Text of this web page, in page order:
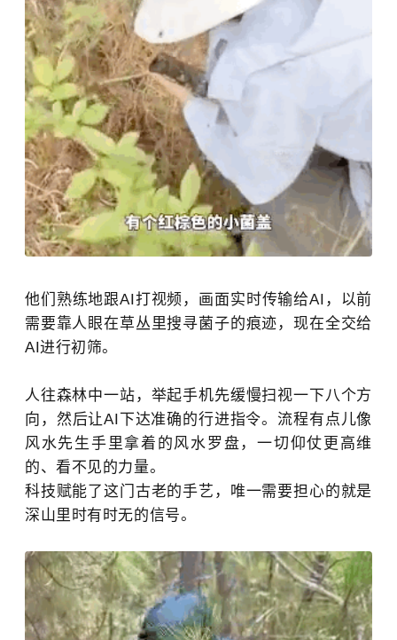
他们熟练地跟AI打视频，画面实时传输给AI，以前
需要靠人眼在草丛里搜寻菌子的痕迹，现在全交给
AI进行初筛。
人往森林中一站，举起手机先缓慢扫视一下八个方
向，然后让AI下达准确的行进指令。流程有点儿像
风水先生手里拿着的风水罗盘，一切仰仗更高维
的、看不见的力量。
科技赋能了这门古老的手艺，唯一需要担心的就是
深山里时有时无的信号。